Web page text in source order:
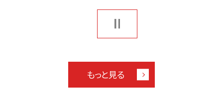
もっと見る